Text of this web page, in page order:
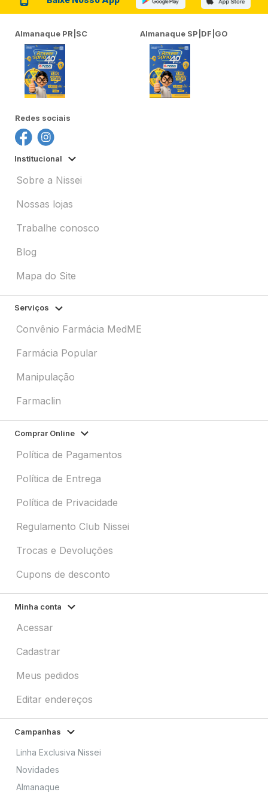
Almanaque PR|SC Almanaque SP|DF|GO
Redes sociais
Institucional
Sobre a Nissei
Nossas lojas
Trabalhe conosco
Blog
Mapa do Site
Serviços
Convênio Farmácia MedME
Farmácia Popular
Manipulação
Farmaclin
Comprar Online
Política de Pagamentos
Política de Entrega
Política de Privacidade
Regulamento Club Nissei
Trocas e Devoluções
Cupons de desconto
Minha conta
Acessar
Cadastrar
Meus pedidos
Editar endereços
Campanhas
Linha Exclusiva Nissei
Novidades
Almanaque